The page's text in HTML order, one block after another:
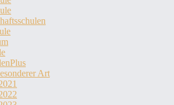
Art